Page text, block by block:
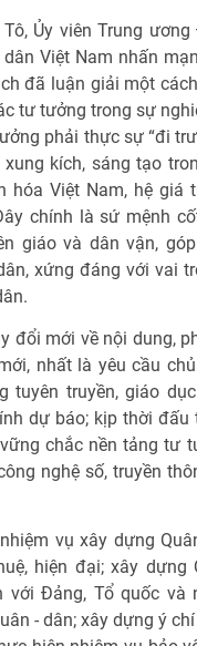
Ủy viên Trung ương
Việt Nam nhấn
đã luận giải một
tư tưởng trong sự
phải thực sự “đi
kích, sáng tạo
hóa Việt Nam, hệ giá
chính là sứ mệnh
giáo và dân vận,
xứng đáng với vai
đổi mới về nội dung,
nhất là yêu cầu
truyền, giáo
dự báo; kịp thời đấu
chắc nền tảng tư
nghệ số, truyền
vụ xây dựng
hiện đại; xây dựng
Đảng, Tổ quốc và
- dân; xây dựng ý